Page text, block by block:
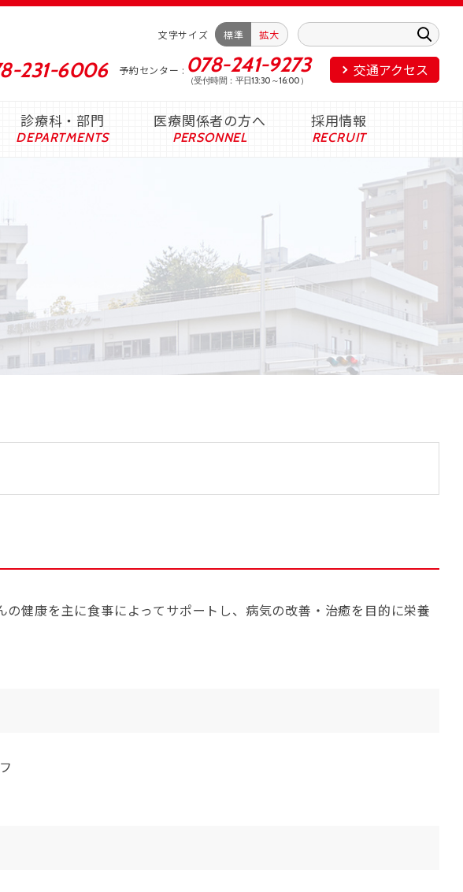
文字サイズ 標準 拡大
231-6006 予約センター 078-241-9273
（受付時間：平日13:30～16:00）
交通アクセス
診療科・部門 医療関係者の方へ 採用情報
健康を主に食事によってサポートし、病気の改善・治癒を目的に栄養